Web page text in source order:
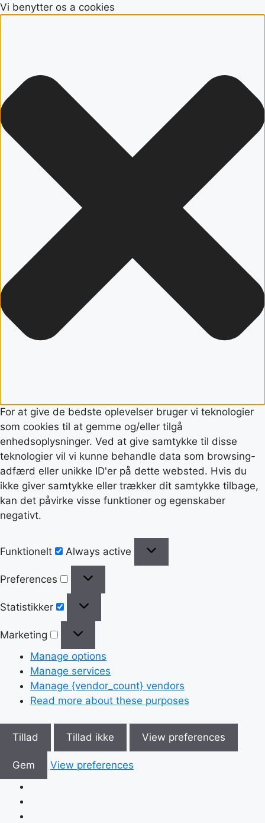
Vi benytter os a cookies
For at give de bedste oplevelser bruger vi teknologier
som cookies til at gemme og/eller tilgå
enhedsoplysninger. Ved at give samtykke til disse
teknologier vil vi kunne behandle data som browsing-
adfærd eller unikke ID'er på dette websted. Hvis du
ikke giver samtykke eller trækker dit samtykke tilbage,
kan det påvirke visse funktioner og egenskaber
negativt.
Funktionelt Always active
Preferences
Statistikker
Marketing
Manage options
Manage services
Manage {vendor_count} vendors
Read more about these purposes
Tillad Tillad ikke View preferences
Gem View preferences